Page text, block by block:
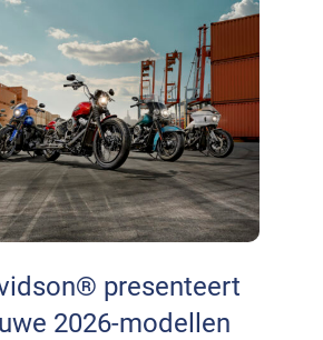
presenteert
2026-modellen